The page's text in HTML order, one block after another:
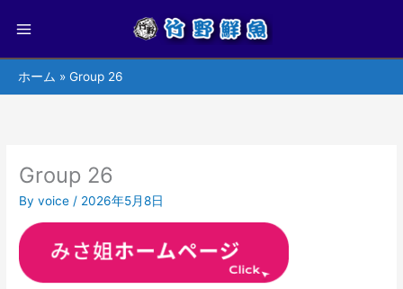
ホーム Group 26
Group 26
Byvoice / 2026年5月8日